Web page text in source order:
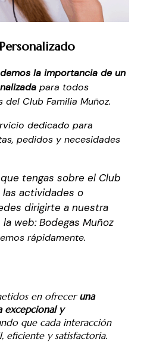
la importancia de un
para todos
Club Familia Muñoz.
dedicado para
pedidos y necesidades
tengas sobre el Club
las actividades o
dirigirte a nuestra
web:Bodegas Muñoz
rápidamente.
en ofreceruna
excepcional y
que cada interacción
eficiente y satisfactoria.